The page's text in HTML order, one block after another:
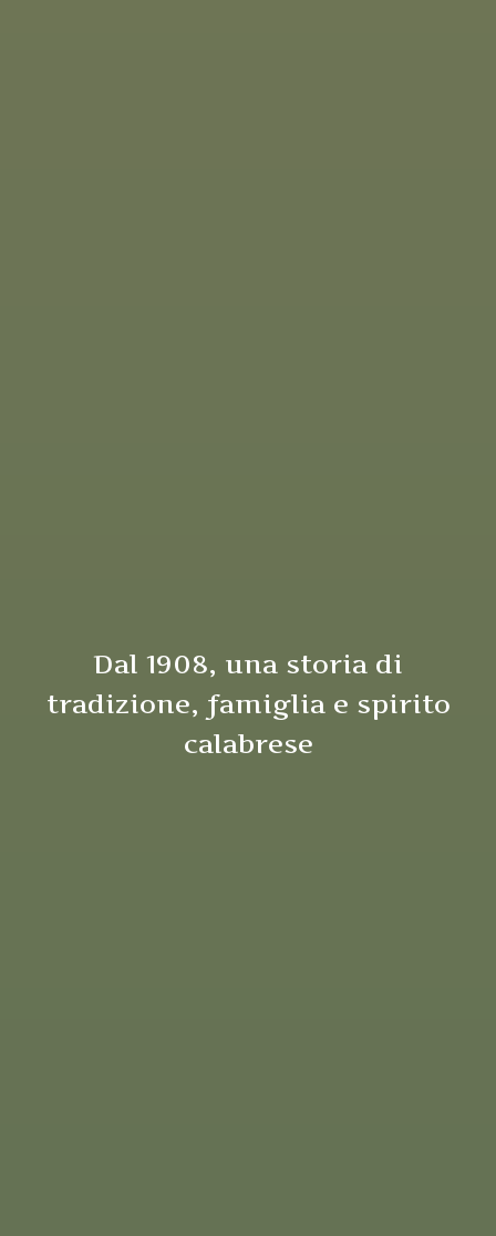
Dal 1908, una storia di
tradizione, famiglia e spirito
calabrese